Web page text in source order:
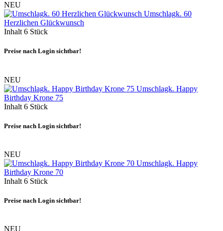
NEU
Umschlagk. 60
Herzlichen Glückwunsch
Inhalt 6 Stück
Preise nach Login sichtbar!
NEU
Umschlagk. Happy
Birthday Krone 75
Inhalt 6 Stück
Preise nach Login sichtbar!
NEU
Umschlagk. Happy
Birthday Krone 70
Inhalt 6 Stück
Preise nach Login sichtbar!
NEU